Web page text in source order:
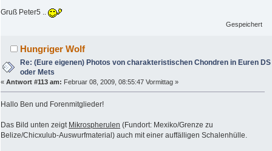
Gruß Peter5 ..
Gespeichert
Hungriger Wolf
Re: (Eure eigenen) Photos von charakteristischen Chondren in Euren DS
oder Mets
« Antwort #113 am: Februar 08, 2009, 08:55:47 Vormittag »
Hallo Ben und Forenmitglieder!
Das Bild unten zeigt Mikrospherulen (Fundort: Mexiko/Grenze zu
Belize/Chicxulub-Auswurfmaterial) auch mit einer auffälligen Schalenhülle.